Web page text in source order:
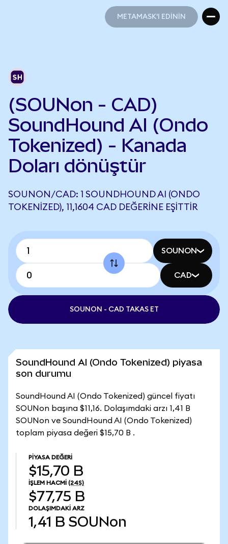
METAMASK'I EDİNİN
(SOUNon - CAD)
SoundHound AI (Ondo
Tokenized) - Kanada
Doları dönüştür
SOUNON/CAD: 1 SOUNDHOUND AI (ONDO
TOKENIZED), 11,1604 CAD DEĞERINE EŞITTIR
SOUNON
CAD
SOUNON - CAD TAKAS ET
SoundHound AI (Ondo Tokenized) piyasa
son durumu
SoundHound AI (Ondo Tokenized) güncel fiyatı
SOUNon başına $11,16. Dolaşımdaki arzı 1,41 B
SOUNon ve SoundHound AI (Ondo Tokenized)
toplam piyasa değeri $15,70 B .
PIYASA DEĞERI
$15,70 B
İŞLEM HACMI (24S)
$77,75 B
DOLAŞIMDAKI ARZ
1,41 B SOUNon